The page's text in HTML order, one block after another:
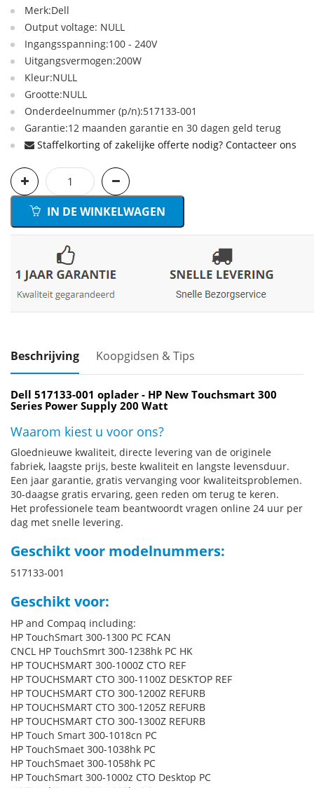
Merk:Dell
Output voltage: NULL
Ingangsspanning:100 - 240V
Uitgangsvermogen:200W
Kleur:NULL
Grootte:NULL
Onderdeelnummer (p/n):517133-001
Garantie:12 maanden garantie en 30 dagen geld terug
Staffelkorting of zakelijke offerte nodig? Contacteer ons
IN DE WINKELWAGEN
Beschrijving Koopgidsen & Tips
Dell 517133-001 oplader - HP New Touchsmart 300
Series Power Supply 200 Watt
Waarom kiest u voor ons?
Gloednieuwe kwaliteit, directe levering van de originele
fabriek, laagste prijs, beste kwaliteit en langste levensduur.
Een jaar garantie, gratis vervanging voor kwaliteitsproblemen.
30-daagse gratis ervaring, geen reden om terug te keren.
Het professionele team beantwoordt vragen online 24 uur per
dag met snelle levering.
Geschikt voor modelnummers:
517133-001
Geschikt voor:
HP and Compaq including:
HP TouchSmart 300-1300 PC FCAN
CNCL HP TouchSmrt 300-1238hk PC HK
HP TOUCHSMART 300-1000Z CTO REF
HP TOUCHSMART CTO 300-1100Z DESKTOP REF
HP TOUCHSMART CTO 300-1200Z REFURB
HP TOUCHSMART CTO 300-1205Z REFURB
HP TOUCHSMART CTO 300-1300Z REFURB
HP Touch Smart 300-1018cn PC
HP TouchSmaet 300-1038hk PC
HP TouchSmaet 300-1058hk PC
HP TouchSmart 300-1000z CTO Desktop PC